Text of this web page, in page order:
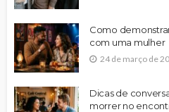
Como
com uma mulher
24 de março de
Dicas de
morrer no